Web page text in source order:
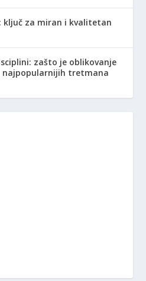
ključ za miran i kvalitetan
zašto je oblikovanje
tretmana